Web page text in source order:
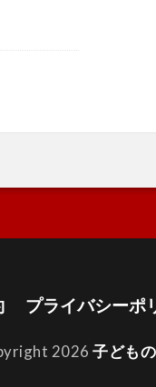
プライバシーポ
2026子ども